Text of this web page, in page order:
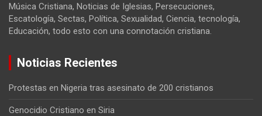
Música Cristiana, Noticias de Iglesias, Persecuciones,
Escatología, Sectas, Política, Sexualidad, Ciencia, tecnología,
Educación, todo esto con una connotación cristiana.
Noticias Recientes
Protestas en Nigeria tras asesinato de 200 cristianos
Genocidio Cristiano en Siria